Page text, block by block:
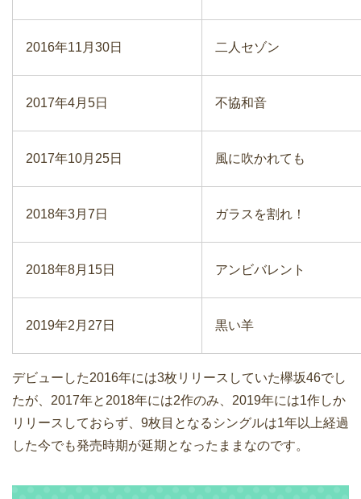
2016年11月30日 二人セゾン
2017年4月5日 不協和音
2017年10月25日 風に吹かれても
2018年3月7日 ガラスを割れ！
2018年8月15日 アンビバレント
2019年2月27日 黒い羊
デビューした2016年には3枚リリースしていた欅坂46でし
たが、2017年と2018年には2作のみ、2019年には1作しか
リリースしておらず、9枚目となるシングルは1年以上経過
した今でも発売時期が延期となったままなのです。